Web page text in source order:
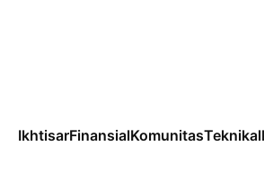
IkhtisarFinansialKomunitasTeknikal